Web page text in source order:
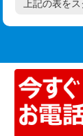
マス交換（
マス交換（
コンクリー
高度高圧洗浄
トーラー機
追加トーラ
カメラ調査
上記の表を